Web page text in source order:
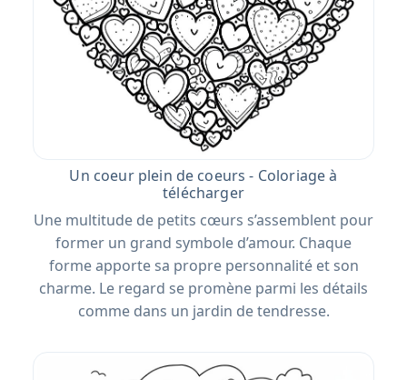
Un coeur plein de coeurs - Coloriage à
télécharger
Une multitude de petits cœurs s’assemblent pour
former un grand symbole d’amour. Chaque
forme apporte sa propre personnalité et son
charme. Le regard se promène parmi les détails
comme dans un jardin de tendresse.